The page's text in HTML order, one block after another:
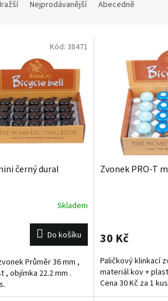
Nejprodávanější Abecedně
černý dural
Skladem
Do košíku
Průměr 36 mm ,
, objímka 22.2 mm .
Kód: 38471
Zvonek PRO-T
30 Kč
Paličkový klinkací
materiál kov +
Cena 30 Kč za 1